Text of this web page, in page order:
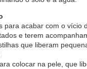
para acabar com o vício
e terem
que liberam
colocar na pele, que